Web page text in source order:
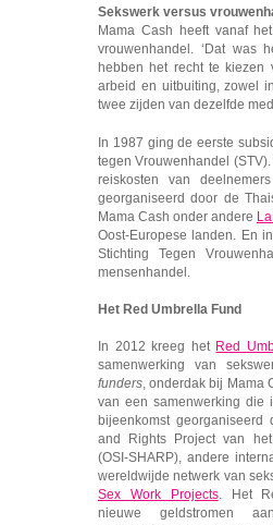
Sekswerk versus
Mama Cash heeft vanaf
vrouwenhandel. ‘Dat was
hebben het recht te kiezen
arbeid en uitbuiting, zowel
twee zijden van dezelfde
In 1987 ging de eerste
tegen Vrouwenhandel
reiskosten van
georganiseerd door de
Mama Cash onder andere
Oost-Europese landen. En
Stichting Tegen
mensenhandel.
Het Red Umbrella Fund
In 2012 kreeg het Red
samenwerking van
funders , onderdak bij Mama
van een samenwerking die
bijeenkomst
and Rights Project van
(OSI-SHARP), andere
wereldwijde netwerk van
Sex Work Projects. Het
nieuwe geldstromen